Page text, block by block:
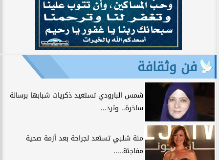
فن وثقافة
شمس البارودي تستعيد ذكريات شبابها برسالة
ساخرة.. وترد...
منة شلبي تستعد لجراحة بعد أزمة صحية
مفاجئة.....